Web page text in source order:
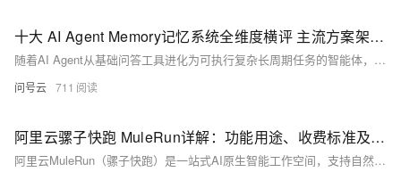
十大 AI Agent Memory记忆系统全维度横评 主流方案架构、性能与场景选型指南
随着AI Agent从基础问答工具进化为可执行复杂长周期任务的智能体，记忆能力已经成为决定智能体上限的核心要素。传统基于向量数据库与RAG检索的技术方案，仅能实现简单信息检索，并不具备完整的记忆管理能力，在时序追踪、多代理一致性、分层存储、智能路由等方面存在明显短板。在实际生产环境中，大量AI Agent将近八成以上的计算资源消耗在重复梳理上下文信息上，真正用于业务执行的资源占比极低，这也是当前智能体规模化落地的核心瓶颈。
问号云 711
阿里云骡子快跑 MuleRun详解：功能用途、收费标准及完整使用指南
阿里云MuleRun（骡子快跑）是一站式AI原生智能工作空间，支持自然语言驱动任务执行，具备四层记忆、主动智能与可信沙箱等能力，深度集成电商、CRM等数据源，助力企业自动化运营、多平台触达与分析提效。提供Team版（420元/席/月）和Enterprise版（2500元/席/年）。MuleRun（骡子快跑）官网：https://t.aliyun.com/U/gSCv7v